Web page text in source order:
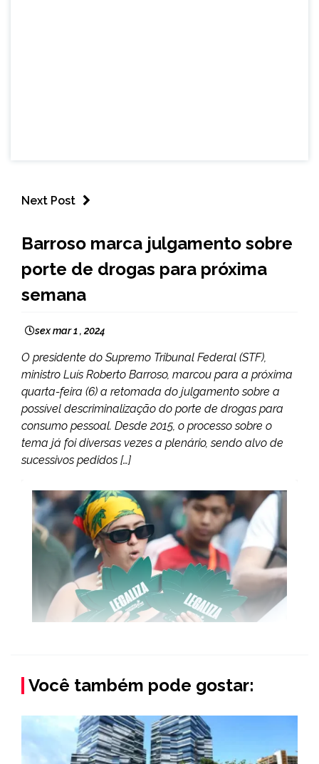
Next Post
NOTÍCIAS
Barroso marca julgamento sobre
porte de drogas para próxima
semana
sex mar 1 , 2024
O presidente do Supremo Tribunal Federal (STF),
ministro Luís Roberto Barroso, marcou para a próxima
quarta-feira (6) a retomada do julgamento sobre a
possível descriminalização do porte de drogas para
consumo pessoal. Desde 2015, o processo sobre o
tema já foi diversas vezes a plenário, sendo alvo de
sucessivos pedidos […]
Você também pode gostar: